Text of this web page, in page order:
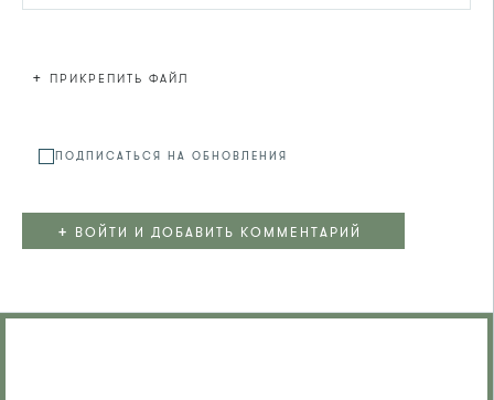
+ ПРИКРЕПИТЬ ФАЙЛ
ПОДПИСАТЬСЯ НА ОБНОВЛЕНИЯ
+ ВОЙТИ И ДОБАВИТЬ КОММЕНТАРИЙ